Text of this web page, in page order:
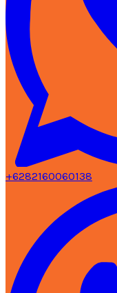
+6282160060138